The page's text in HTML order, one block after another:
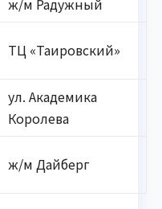
ж/м Радужный
ТЦ «Таировский»
ул. Академика
Королева
ж/м Дайберг